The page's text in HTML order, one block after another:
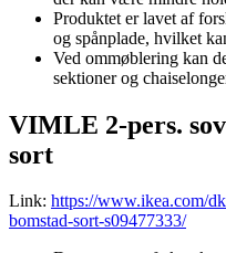
Produktet er lavet af
og spånplade, hvilket
Ved ommøblering kan
sektioner og
VIMLE 2-pers.
sort
Link: https://www.ikea.com/
bomstad-sort-s09477333/